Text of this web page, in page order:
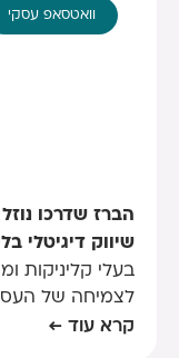
הברז שדרכו
שיווק דיגיטלי
וואטסאפ עסקי
בעלי קליניקות
לצמיחה של
קרא עוד ←